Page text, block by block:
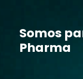
Somos
Pharma